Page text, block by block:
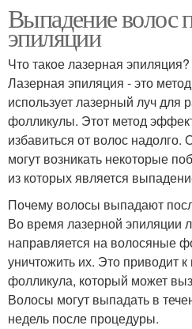
Выпадение волос
эпиляции
Что такое лазерная эпиляция?
Лазерная эпиляция - это
использует лазерный луч для
фолликулы. Этот метод
избавиться от волос
могут возникать некоторые
из которых является
Почему волосы выпадают
Во время лазерной эпиляции
направляется на волосяные
уничтожить их. Это приводит
фолликула, который может
Волосы могут выпадать в
недель после процедуры.